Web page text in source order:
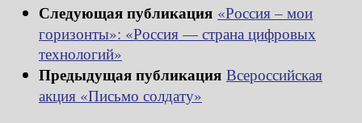
Следующая публикация «Россия – мои
горизонты»: «Россия — страна цифровых
технологий»
Предыдущая публикация Всероссийская
акция «Письмо солдату»